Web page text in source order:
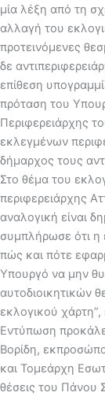
μία λέξη από τη
αλλαγή του
προτεινόμενες
δε
επίθεση
πρόταση του
Περιφερειάρχης
εκλεγμένων
δήμαρχος τους
Στο θέμα του
περιφερειάρχης
αναλογική είναι
συμπλήρωσε ότι η
πώς και πότε
Υπουργό να μην
αυτοδιοικητικών
εκλογικού
Εντύπωση
Βορίδη,
και Τομεάρχη
θέσεις του Πάνου